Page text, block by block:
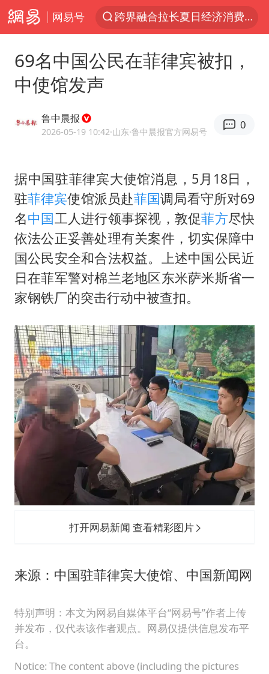
网易号
白海豚逼近浙闽沿海
“伊斯兰版北约”出现
上海大部迎大暴雨
台铃电动车仅骑一年就断电趴窝
白海豚5次眼壁置换
浙江海域将现5到8米巨浪到狂浪
日本连续发生两次地震
白海豚在海上打了个结
上交绝杀清华 姚明笑出表情包
构建更高水平的全民健身公共服务体系
69名中国公民在菲律宾被扣，
中使馆发声
鲁中晨报
2026-05-19 10:42·山东·鲁中晨报官方网易号
0
据中国驻菲律宾大使馆消息，5月18日，
驻菲律宾使馆派员赴菲国调局看守所对69
名中国工人进行领事探视，敦促菲方尽快
依法公正妥善处理有关案件，切实保障中
国公民安全和合法权益。上述中国公民近
日在菲军警对棉兰老地区东米萨米斯省一
家钢铁厂的突击行动中被查扣。
打开网易新闻 查看精彩图片
来源：中国驻菲律宾大使馆、中国新闻网
特别声明：本文为网易自媒体平台“网易号”作者上传
并发布，仅代表该作者观点。网易仅提供信息发布平
台。
Notice: The content above (including the pictures